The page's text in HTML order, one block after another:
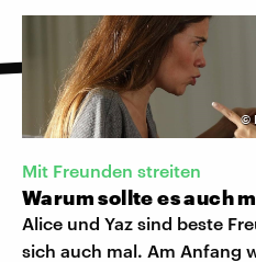
©
Mit Freunden streiten
Warum sollte es auch
Alice und Yaz sind beste
sich auch mal. Am Anfang